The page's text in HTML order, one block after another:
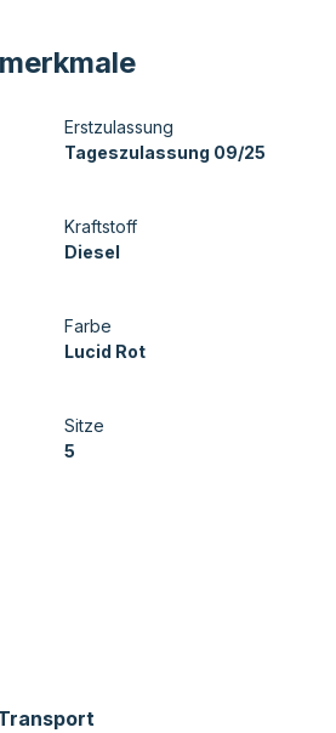
Erstzulassung
Tageszulassung 09/25
Kraftstoff
Diesel
Farbe
Lucid Rot
Sitze
5